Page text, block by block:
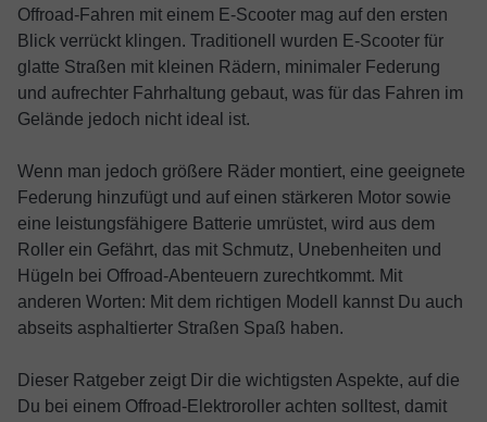
Offroad-Fahren mit einem E-Scooter mag auf den ersten
Blick verrückt klingen. Traditionell wurden E-Scooter für
glatte Straßen mit kleinen Rädern, minimaler Federung
und aufrechter Fahrhaltung gebaut, was für das Fahren im
Gelände jedoch nicht ideal ist.
Wenn man jedoch größere Räder montiert, eine geeignete
Federung hinzufügt und auf einen stärkeren Motor sowie
eine leistungsfähigere Batterie umrüstet, wird aus dem
Roller ein Gefährt, das mit Schmutz, Unebenheiten und
Hügeln bei Offroad-Abenteuern zurechtkommt. Mit
anderen Worten: Mit dem richtigen Modell kannst Du auch
abseits asphaltierter Straßen Spaß haben.
Dieser Ratgeber zeigt Dir die wichtigsten Aspekte, auf die
Du bei einem Offroad-Elektroroller achten solltest, damit